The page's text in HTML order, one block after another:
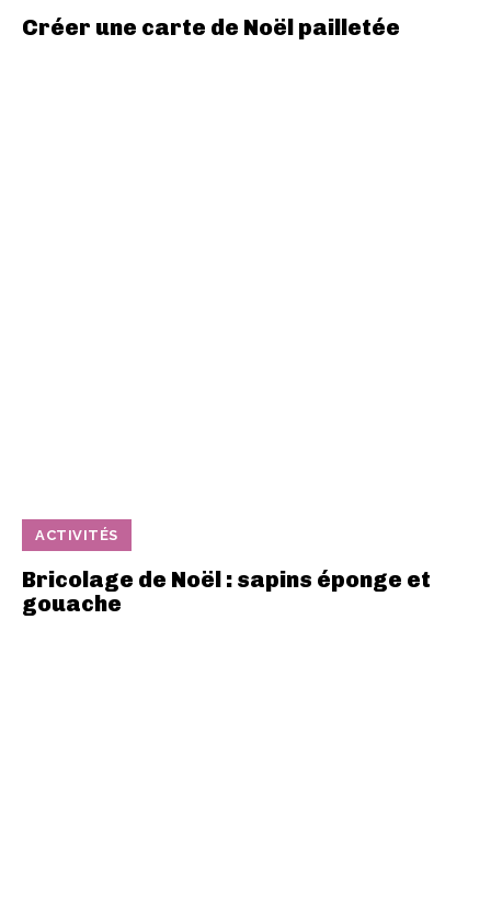
Créer une carte de Noël pailletée
ACTIVITÉS
Bricolage de Noël : sapins éponge et
gouache